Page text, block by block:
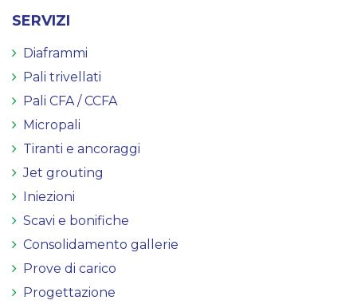
SERVIZI
Diaframmi
Pali trivellati
Pali CFA / CCFA
Micropali
Tiranti e ancoraggi
Jet grouting
Iniezioni
Scavi e bonifiche
Consolidamento gallerie
Prove di carico
Progettazione